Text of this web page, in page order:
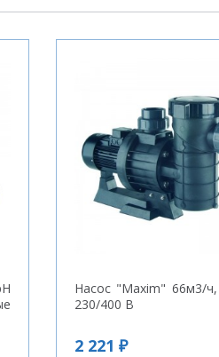
Насос "Maxim" 66м3/
230/400 В
2 221 ₽